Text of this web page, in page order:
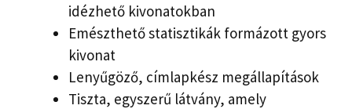
idézhető kivonatokban
Emészthető statisztikák formázott gyors
kivonat
Lenyűgöző, címlapkész megállapítások
Tiszta, egyszerű látvány, amely